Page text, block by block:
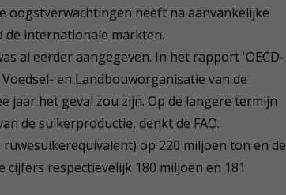
oogstverwachtingen heeft na aanvankelijke
internationale markten.
al eerder aangegeven. In het rapport 'OECD-
en Landbouworganisatie van de
jaar het geval zou zijn. Op de langere termijn
de suikerproductie, denkt de FAO.
op 220 miljoen ton en de
respectievelijk 180 miljoen en 181